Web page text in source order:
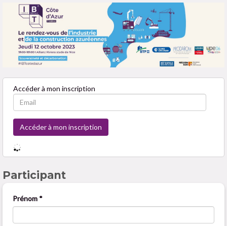
Accéder à mon inscription
Participant
Prénom *